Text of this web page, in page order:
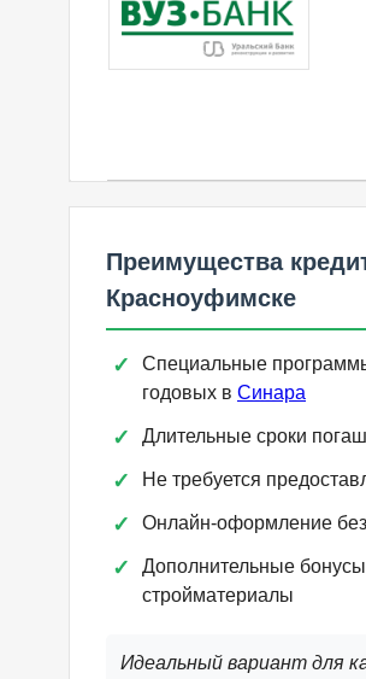
Преимущества
Красноуфимске
Специальные
годовых в Синара
Длительные сроки
Не требуется
Онлайн-оформление без
Дополнительные
стройматериалы
Идеальный вариант для